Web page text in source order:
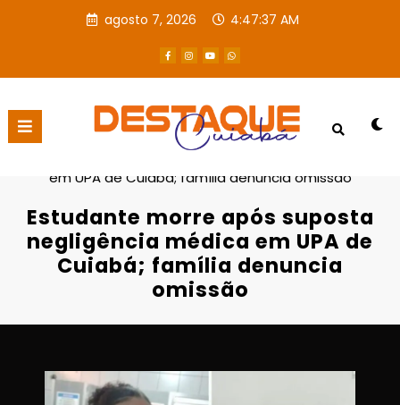
agosto 7, 2026 4:47:38 AM
Página inicial
Destaques
em UPA de Cuiabá; família denuncia omissão
Estudante morre após suposta
negligência médica em UPA de
Cuiabá; família denuncia
omissão